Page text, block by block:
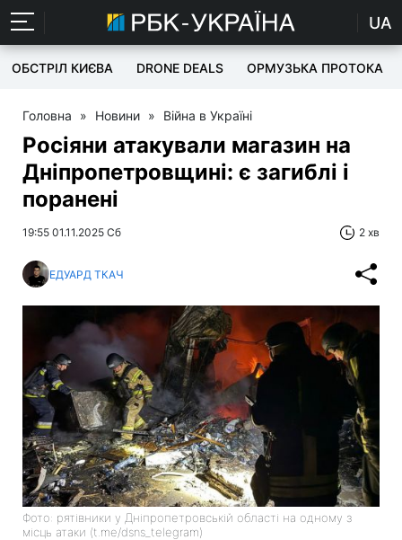
UA
ОБСТРІЛ КИЄВА DRONE DEALS ОРМУЗЬКА ПРОТОКА
Головна » Новини » Війна в Україні
Росіяни атакували магазин на
Дніпропетровщині: є загиблі і
поранені
19:55 01.11.2025 Сб 2 хв
ЕДУАРД ТКАЧ
Фото: рятівники у Дніпропетровській області на одному з
місць атаки (t.me/dsns_telegram)